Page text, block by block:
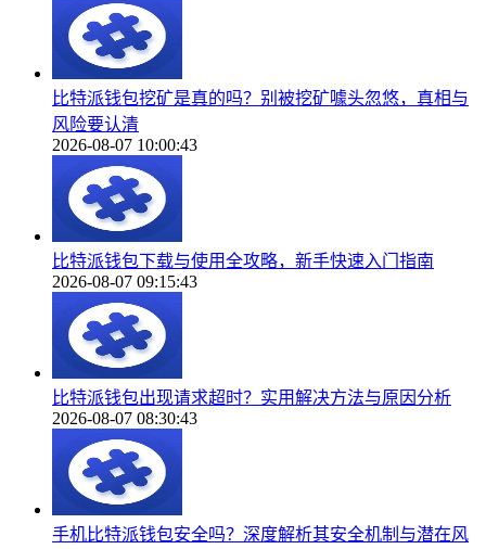
比特派钱包挖矿是真的吗？别被挖矿噱头忽悠，真相与
风险要认清
2026-08-07 10:00:43
比特派钱包下载与使用全攻略，新手快速入门指南
2026-08-07 09:15:43
比特派钱包出现请求超时？实用解决方法与原因分析
2026-08-07 08:30:43
手机比特派钱包安全吗？深度解析其安全机制与潜在风